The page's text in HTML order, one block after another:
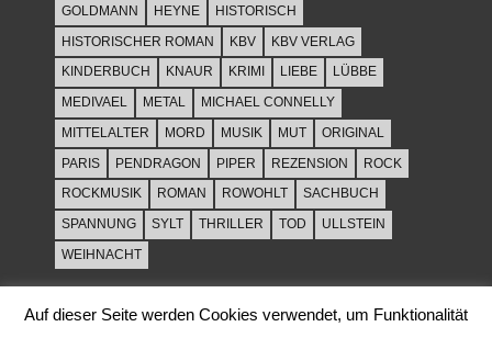
GOLDMANN
HEYNE
HISTORISCH
HISTORISCHER ROMAN
KBV
KBV VERLAG
KINDERBUCH
KNAUR KRIMI LIEBE
LÜBBE
MEDIVAEL
METAL
MICHAEL CONNELLY
MITTELALTER
MORD MUSIK MUT
ORIGINAL
PARIS
PENDRAGON PIPER REZENSION
ROCK
ROCKMUSIK
ROMAN ROWOHLT
SACHBUCH
SPANNUNG
SYLT THRILLER TOD
ULLSTEIN
WEIHNACHT
Auf dieser Seite werden Cookies verwendet, um Funktionalität